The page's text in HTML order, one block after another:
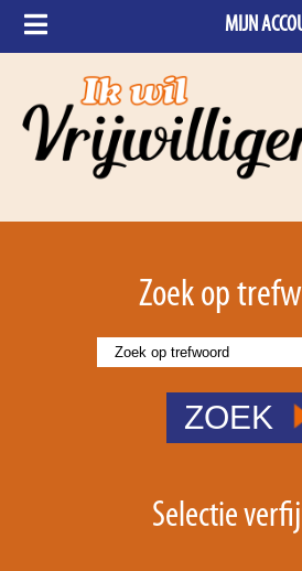
MIJN
Zoek op
ZOEK
Selectie